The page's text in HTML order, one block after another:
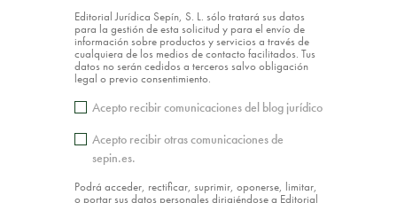
Editorial Jurídica Sepín, S. L. sólo tratará sus datos
para la gestión de esta solicitud y para el envío de
información sobre productos y servicios a través de
cualquiera de los medios de contacto facilitados. Tus
datos no serán cedidos a terceros salvo obligación
legal o previo consentimiento.
Acepto recibir comunicaciones del blog jurídico
Acepto recibir otras comunicaciones de
sepin.es.
Podrá acceder, rectificar, suprimir, oponerse, limitar,
o portar sus datos personales dirigiéndose a Editorial